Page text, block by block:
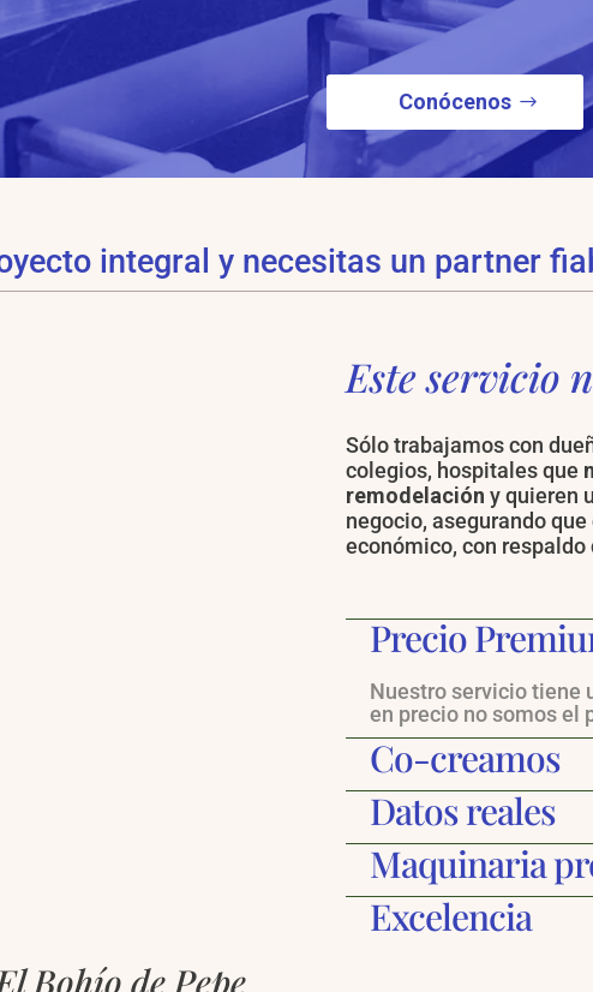
Conócenos
integral y necesitas un partner
Bohío de Pepe
Este servicio
Sólo trabajamos con
colegios, hospitales que
remodelación y quieren
negocio, asegurando
económico, con respaldo
Precio
Nuestro servicio tiene
en precio no somos el
Co-creamos
Datos reales
Maquinaria
Excelencia